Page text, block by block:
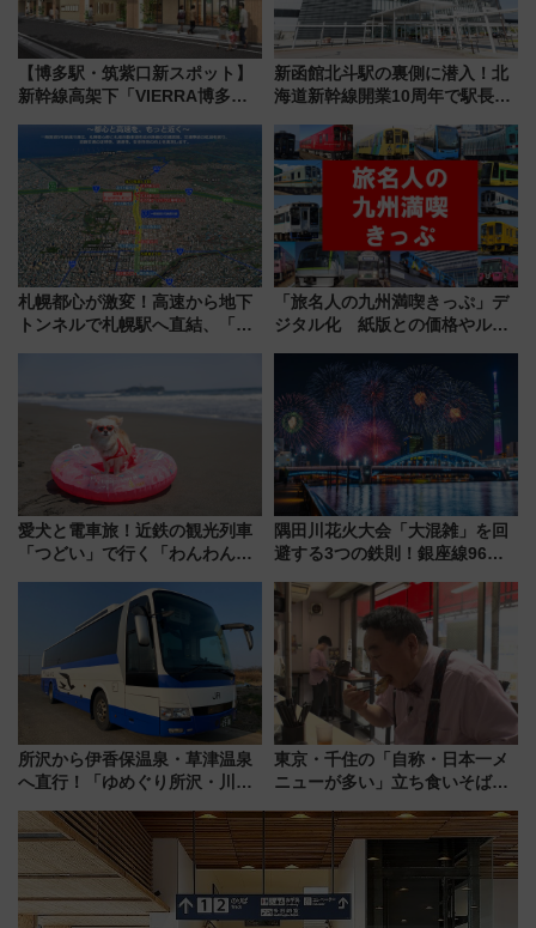
【博多駅・筑紫口新スポット】
新幹線高架下「VIERRA博多テ
など注目の全6店舗 「博多活憩
通り」も一新
新函館北斗駅の裏側に潜入！北
海道新幹線開業10周年で駅長
ト 参加方法や体験内容を紹介
札幌都心が激変！高速から地下
トンネルで札幌駅へ直結、「創
「旅名人の九州満喫きっぷ」デ
ジタル化 紙版との価格やルー
愛犬と電車旅！近鉄の観光列車
「つどい」で行く「わんわん列
める日帰りツアー
隅田川花火大会「大混雑」を回
避する3つの鉄則！銀座線96本
ツリー駅の規制まとめ 7/25開催
（2026年）
所沢から伊香保温泉・草津温泉
へ直行！「ゆめぐり所沢・川越
軽に 運行ダイヤ・運賃を解説
東京・千住の「自称・日本一メ
ニューが多い」立ち食いそば屋
地のふらっと立ち食いそば』
7/27夜10時～放送